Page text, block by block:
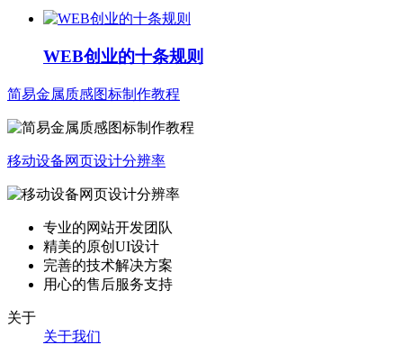
WEB创业的十条规则
简易金属质感图标制作教程
移动设备网页设计分辨率
专业的网站开发团队
精美的原创UI设计
完善的技术解决方案
用心的售后服务支持
关于
关于我们